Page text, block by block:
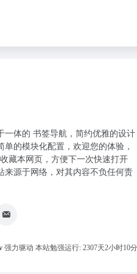
一体的 书签导航，简约优雅的设计
的模块化配置，欢迎您的体验，
藏本网页，方便下一次快速打开
来源于网络，对其内容不负任何责
强力驱动 本站勉强运行: 2307天2小时10